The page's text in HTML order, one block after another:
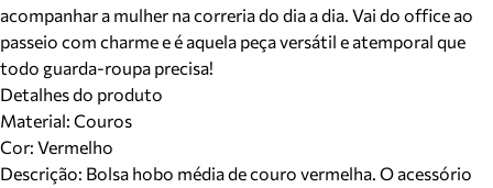
acompanhar a mulher na correria do dia a dia. Vai do office ao
passeio com charme e é aquela peça versátil e atemporal que
todo guarda-roupa precisa!
Detalhes do produto
Material: Couros
Cor: Vermelho
Descrição: Bolsa hobo média de couro vermelha. O acessório